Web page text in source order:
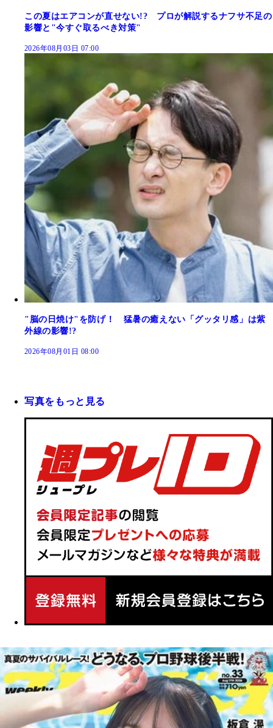
この夏はエアコンが直せない!? プロが解説するナフサ不足の
影響と"今すぐ取るべき対策"
2026年08月03日 07:00
"脳の日焼け"を防げ！ 猛暑の癒えない「グッタリ感」は紫
外線の影響!?
2026年08月01日 08:00
写真をもっと見る